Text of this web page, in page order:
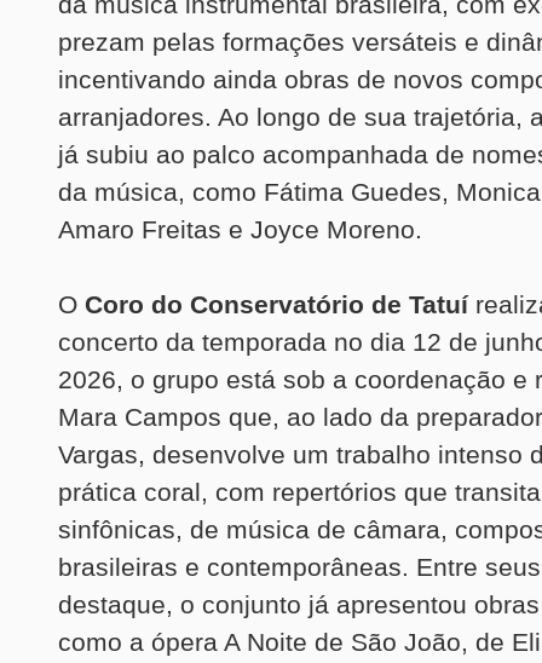
prezam pelas formações versáteis e
incentivando ainda obras de novos
arranjadores. Ao longo de sua trajetória,
já subiu ao palco acompanhada de
da música, como Fátima Guedes,
Amaro Freitas e Joyce Moreno.
O Coro do Conservatório de Tatuí
concerto da temporada no dia 12 de
2026, o grupo está sob a coordenação e
Mara Campos que, ao lado da
Vargas, desenvolve um trabalho intenso
prática coral, com repertórios que
sinfônicas, de música de câmara,
brasileiras e contemporâneas. Entre
destaque, o conjunto já apresentou
como a ópera A Noite de São João, de